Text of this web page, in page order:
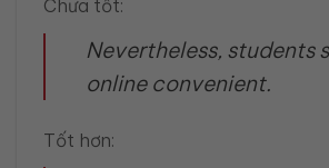
Chưa tốt:
Nevertheless, students
online convenient.
Tốt hơn: